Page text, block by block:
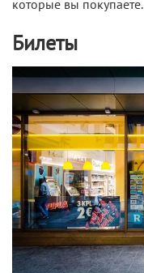
которые вы покупаете.
Билеты